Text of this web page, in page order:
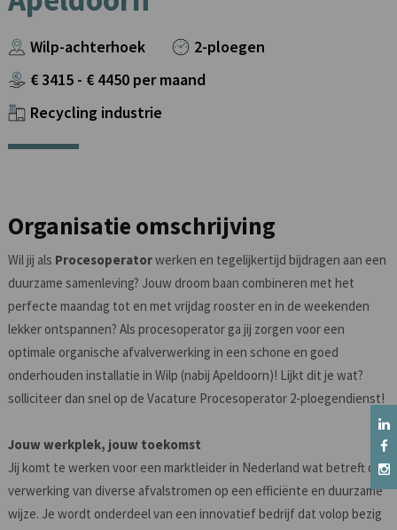
Wilp-achterhoek
2-ploegen
€3415 - € 4450 per maand
Recycling industrie
Organisatie omschrijving
Wil jij als Procesoperatorwerken en tegelijkertijd bijdragen aan een
duurzame samenleving? Jouw droom baan combineren met het
perfecte maandag tot en met vrijdag rooster en in de weekenden
lekker ontspannen? Als procesoperator ga jij zorgen voor een
optimale organische afvalverwerking in een schone en goed
onderhouden installatie in Wilp (nabij Apeldoorn)! Lijkt dit je wat?
solliciteer dan snel op de Vacature Procesoperator 2-ploegendienst!
Jouw werkplek, jouw toekomst
Jij komt te werken voor een marktleider in Nederland wat betreft de
verwerking van diverse afvalstromen op een efficiënte en duurzame
wijze. Je wordt onderdeel van een innovatief bedrijf dat volop bezig